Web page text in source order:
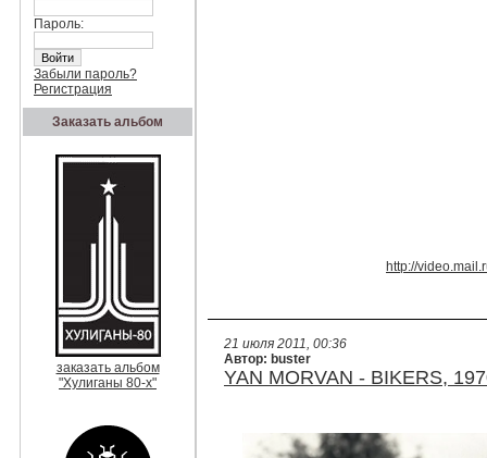
Пароль:
Забыли пароль?
Регистрация
Заказать альбом
заказать альбом
"Хулиганы 80-х"
http://
21 июля 2011, 00:36
Автор: buster
YAN MORVAN - BIKERS,